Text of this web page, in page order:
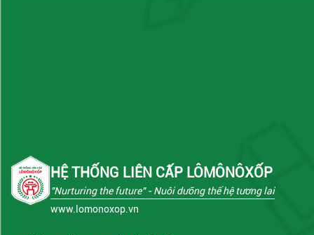
HỆ THỐNG LIÊN CẤP LÔMÔNÔXỐP
"Nurturing the future"- Nuôi dưỡng thế hệ tương lai
www.lomonoxop.vn